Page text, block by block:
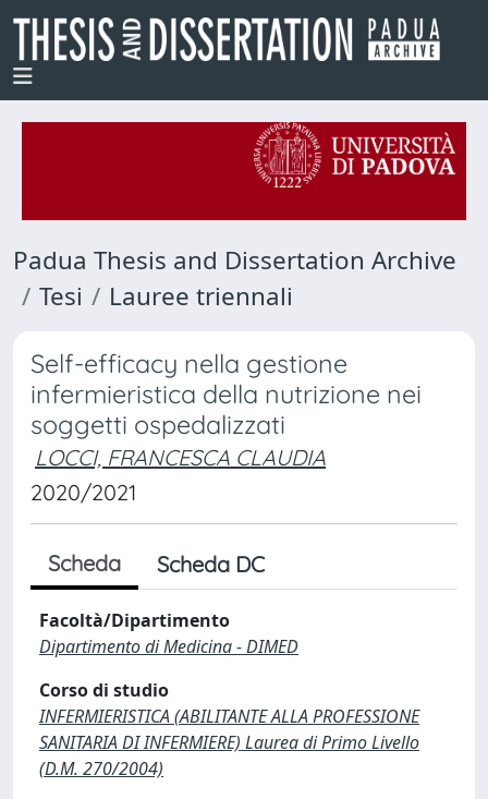
Padua Thesis and Dissertation Archive
Tesi
Lauree triennali
Self-efficacy nella gestione
infermieristica della nutrizione nei
soggetti ospedalizzati
LOCCI, FRANCESCA CLAUDIA
2020/2021
Scheda Scheda DC
Facoltà/Dipartimento
Dipartimento di Medicina - DIMED
Corso di studio
INFERMIERISTICA (ABILITANTE ALLA PROFESSIONE
SANITARIA DI INFERMIERE) Laurea di Primo Livello
(D.M. 270/2004)